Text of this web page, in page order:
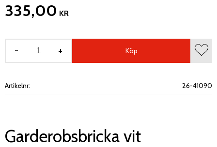
335,00 KR
+
- Köp
Artikelnr 26-41090
Garderobsbricka vit